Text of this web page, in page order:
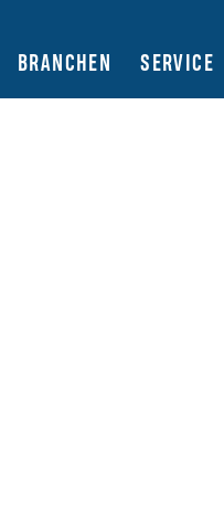
BRANCHEN SERVICE